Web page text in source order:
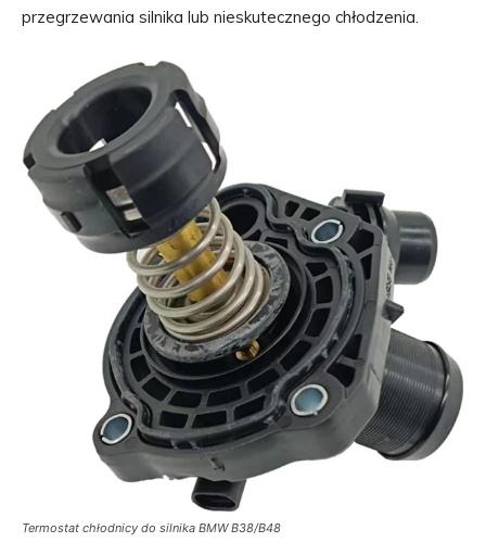
przegrzewania silnika lub nieskutecznego chłodzenia.
Termostat chłodnicy do silnika BMW B38/B48